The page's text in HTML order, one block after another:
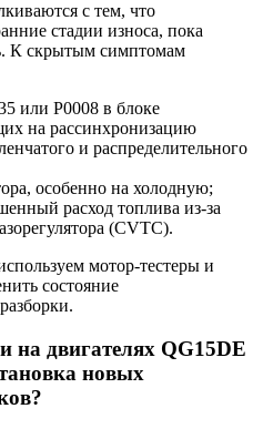
с тем, что
стадии износа, пока
К скрытым симптомам
или P0008 в блоке
на рассинхронизацию
и распределительного
особенно на холодную;
расход топлива из-за
(CVTC).
мотор-тестеры и
состояние
на двигателях QG15DE
новых